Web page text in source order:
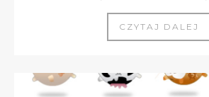
CZYTAJ DALEJ